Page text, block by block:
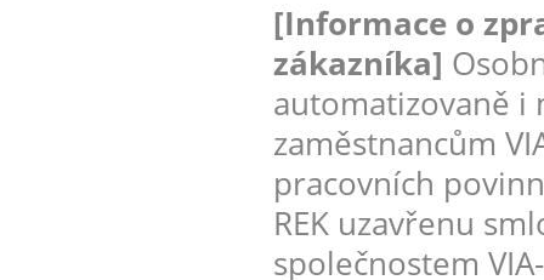
[Informace o
zákazníka]
automatizovaně i
zaměstnancům
pracovních
REK uzavřenu
společnostem